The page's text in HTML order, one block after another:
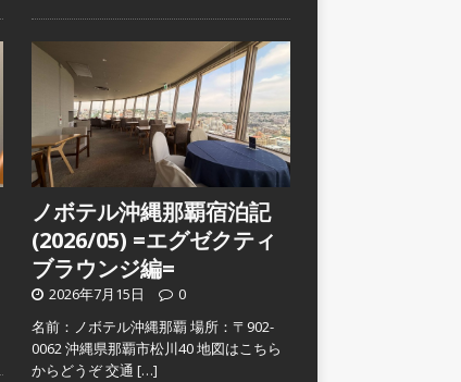
ノボテル沖縄那覇宿泊記
(2026/05) =エグゼクティ
ブラウンジ編=
2026年7月15日
0
名前：ノボテル沖縄那覇 場所：〒902-
0062 沖縄県那覇市松川40 地図はこちら
からどうぞ 交通 […]